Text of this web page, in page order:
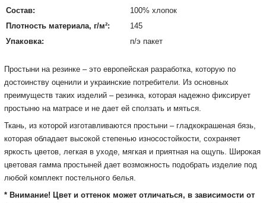
Состав:
100% хлопок
Плотность материала, г/м²:
145
Упаковка:
п/э пакет
Простыни на резинке – это европейская разработка, которую по
достоинству оценили и украинские потребители. Из основных
преимуществ таких изделий – резинка, которая надежно фиксирует
простыню на матрасе и не дает ей сползать и мяться.
Ткань, из которой изготавливаются простыни – гладкокрашеная бязь,
которая обладает высокой степенью износостойкости, сохраняет
яркость цветов, легкая в уходе, мягкая и приятная на ощупь. Широкая
цветовая гамма простыней дает возможность подобрать изделие под
любой комплект постельного белья.
* Внимание! Цвет и оттенок может отличаться, в зависимости от